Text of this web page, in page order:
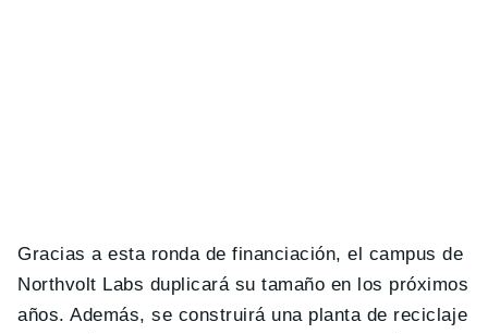
Gracias a esta ronda de financiación, el campus de
Northvolt Labs duplicará su tamaño en los próximos
años. Además, se construirá una planta de reciclaje